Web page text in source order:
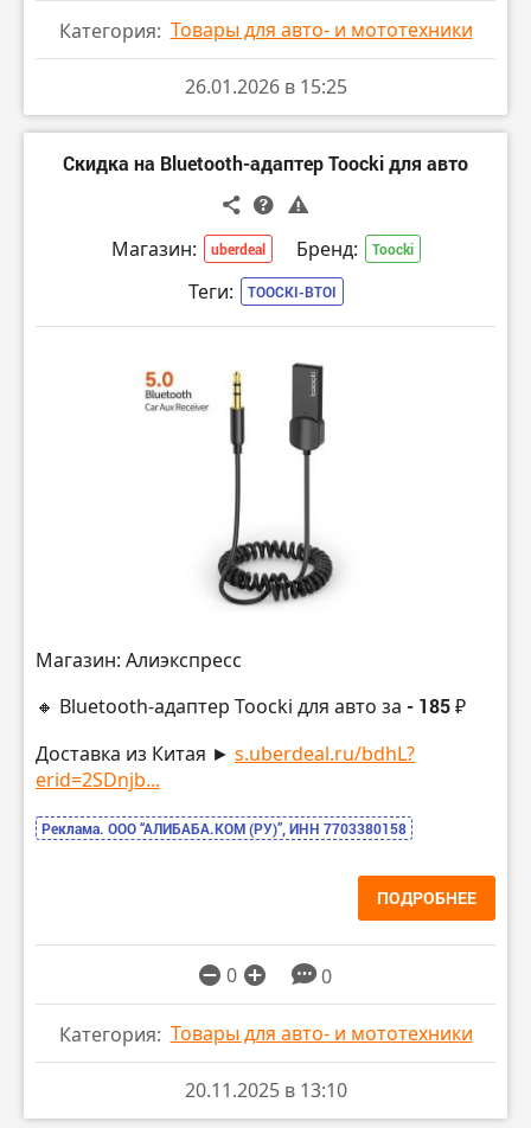
Категория: Товары для авто- и мототехники
26.01.2026 в 15:25
Скидка на Bluetooth-адаптер Toocki для авто
Магазин: uberdeal Бренд: Toocki
Теги: TOOCKI-BTOI
Магазин: Алиэкспресс
🔸 Bluetooth-адаптер Toocki для авто за - 185 ₽
Доставка из Китая ► s.uberdeal.ru/bdhL?
erid=2SDnjb...
Реклама. ООО “АЛИБАБА.КОМ (РУ)”, ИНН 7703380158
ПОДРОБНЕЕ
0 0
Категория: Товары для авто- и мототехники
20.11.2025 в 13:10